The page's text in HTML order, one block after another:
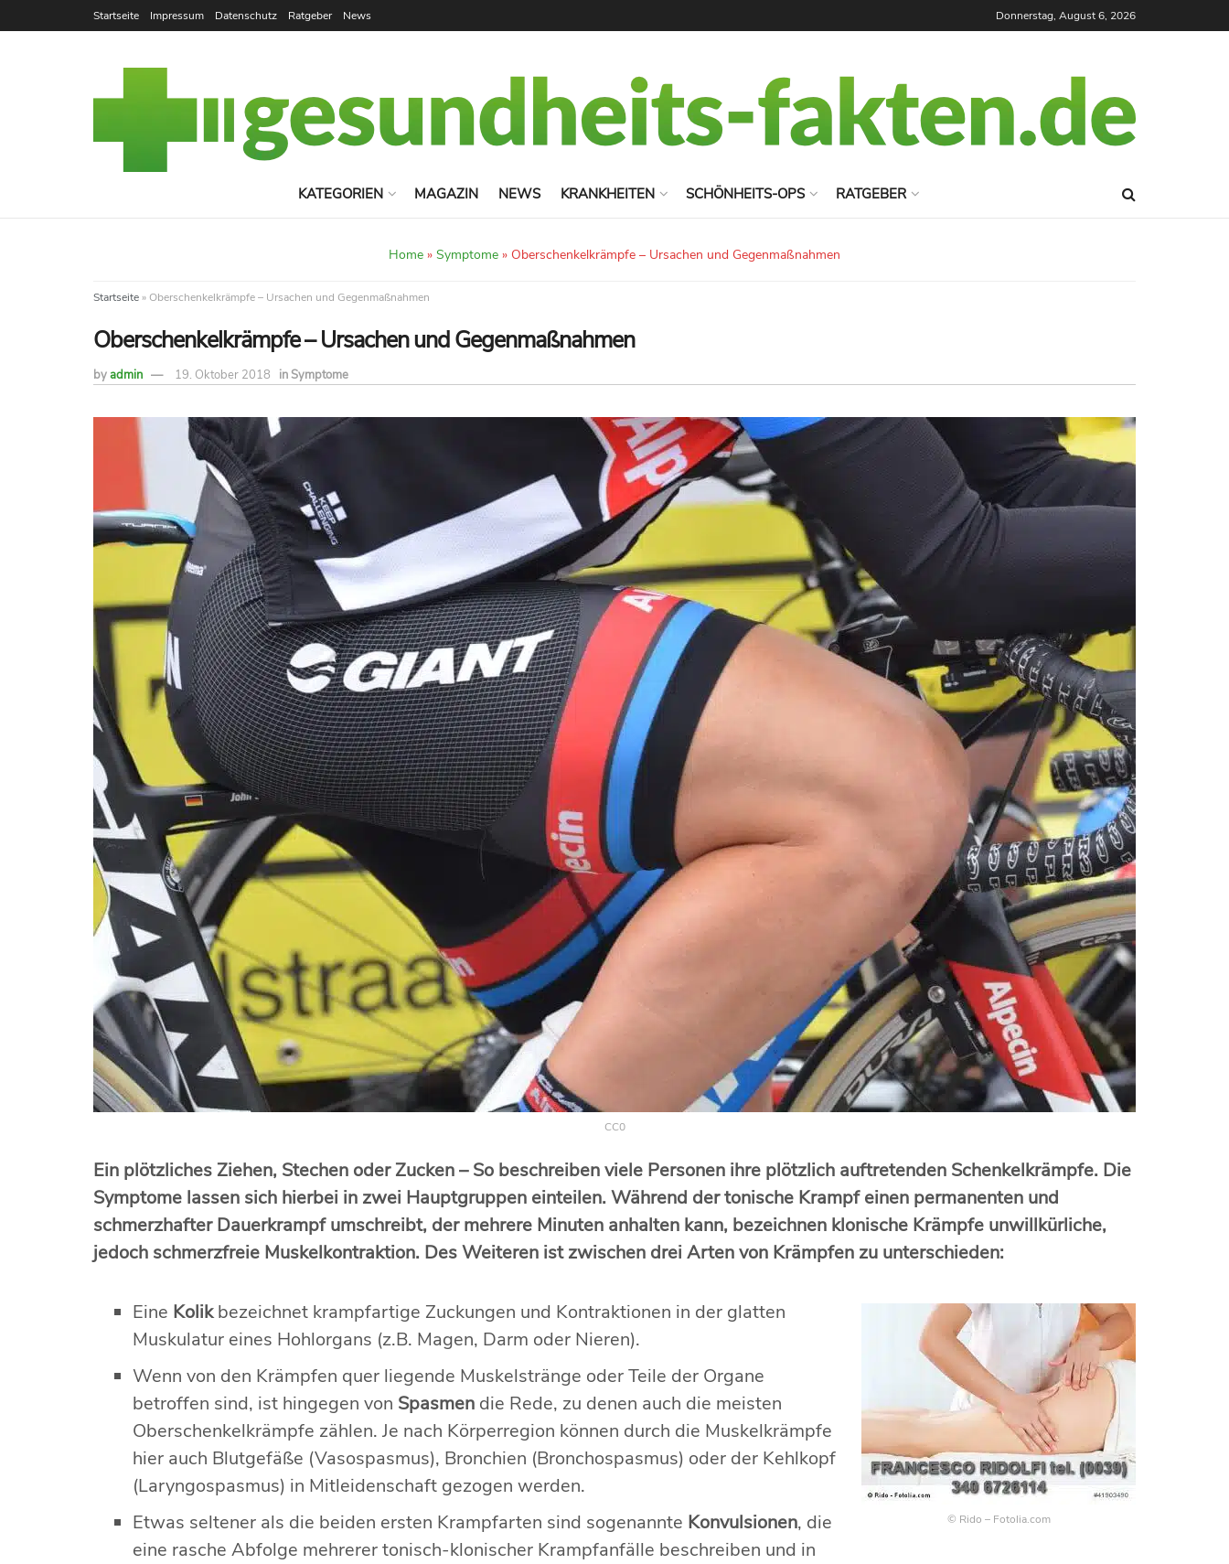
Startseite Impressum Datenschutz Ratgeber News Donnerstag, August 6, 2026
KATEGORIEN MAGAZIN NEWS KRANKHEITEN SCHÖNHEITS-OPS RATGEBER
Home » Symptome » Oberschenkelkrämpfe – Ursachen und Gegenmaßnahmen
Startseite » Oberschenkelkrämpfe – Ursachen und Gegenmaßnahmen
Oberschenkelkrämpfe – Ursachen und Gegenmaßnahmen
byadmin 19. Oktober 2018 inSymptome
CC0
Ein plötzliches Ziehen, Stechen oder Zucken – So beschreiben viele Personen ihre plötzlich auftretenden Schenkelkrämpfe. Die
Symptome lassen sich hierbei in zwei Hauptgruppen einteilen. Während der tonische Krampf einen permanenten und
schmerzhafter Dauerkrampf umschreibt, der mehrere Minuten anhalten kann, bezeichnen klonische Krämpfe unwillkürliche,
jedoch schmerzfreie Muskelkontraktion. Des Weiteren ist zwischen drei Arten von Krämpfen zu unterschieden:
© Rido – Fotolia.com
Eine Kolikbezeichnet krampfartige Zuckungen und Kontraktionen in der glatten
Muskulatur eines Hohlorgans (z.B. Magen, Darm oder Nieren).
Wenn von den Krämpfen quer liegende Muskelstränge oder Teile der Organe
betroffen sind, ist hingegen von Spasmendie Rede, zu denen auch die meisten
Oberschenkelkrämpfe zählen. Je nach Körperregion können durch die Muskelkrämpfe
hier auch Blutgefäße (Vasospasmus), Bronchien (Bronchospasmus) oder der Kehlkopf
(Laryngospasmus) in Mitleidenschaft gezogen werden.
Etwas seltener als die beiden ersten Krampfarten sind sogenannte Konvulsionen, die
eine rasche Abfolge mehrerer tonisch-klonischer Krampfanfälle beschreiben und in